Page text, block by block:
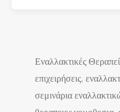
Εναλλακτικές
επιχειρήσεις,
σεμινάρια